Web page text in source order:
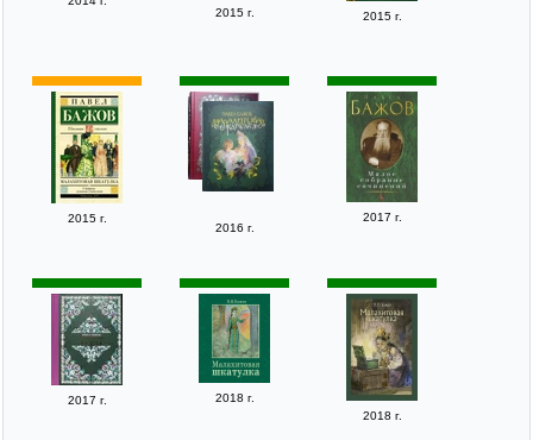
2015 г.
2015 г.
2015 г.
2016 г.
2017 г.
2017 г.
2018 г.
2018 г.